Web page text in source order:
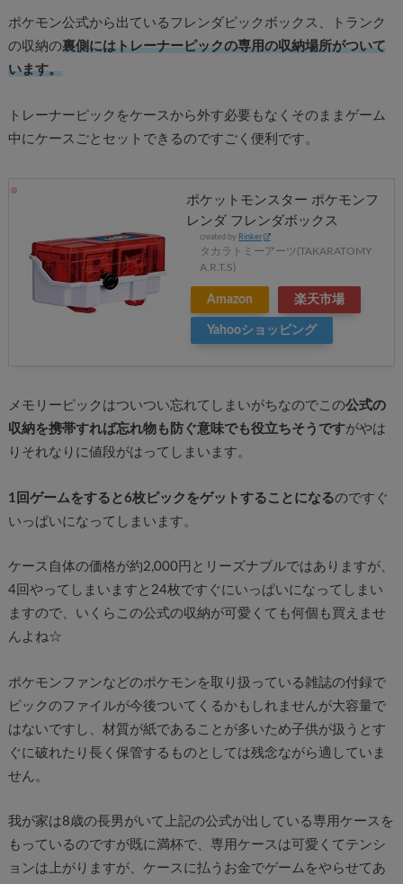
ポケモン公式から出ているフレンダピックボックス、トランク
の収納の裏側にはトレーナーピックの専用の収納場所がついて
います。
トレーナーピックをケースから外す必要もなくそのままゲーム
中にケースごとセットできるのですごく便利です。
ポケットモンスター ポケモンフ
レンダ フレンダボックス
created by Rinker
タカラトミーアーツ(TAKARATOMY
A.R.T.S)
Amazon 楽天市場
Yahooショッピング
メモリーピックはついつい忘れてしまいがちなのでこの公式の
収納を携帯すれば忘れ物も防ぐ意味でも役立ちそうですがやは
りそれなりに値段がはってしまいます。
1回ゲームをすると6枚ピックをゲットすることになるのですぐ
いっぱいになってしまいます。
ケース自体の価格が約2,000円とリーズナブルではありますが、
4回やってしまいますと24枚ですぐにいっぱいになってしまい
ますので、いくらこの公式の収納が可愛くても何個も買えませ
んよね☆
ポケモンファンなどのポケモンを取り扱っている雑誌の付録で
ピックのファイルが今後ついてくるかもしれませんが大容量で
はないですし、材質が紙であることが多いため子供が扱うとす
ぐに破れたり長く保管するものとしては残念ながら適していま
せん。
我が家は8歳の長男がいて上記の公式が出している専用ケースを
もっているのですが既に満杯で、専用ケースは可愛くてテンシ
ョンは上がりますが、ケースに払うお金でゲームをやらせてあ